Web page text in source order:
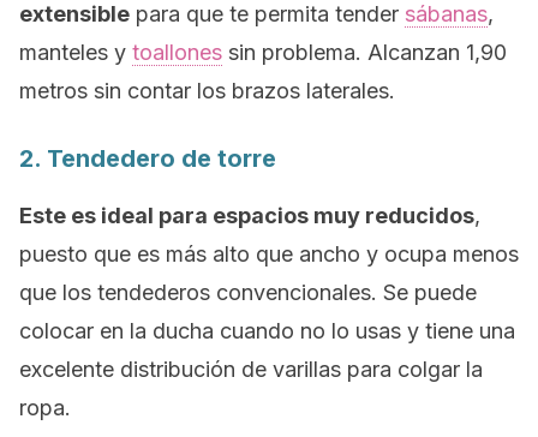
extensible para que te permita tender sábanas,
manteles y toallones sin problema. Alcanzan 1,90
metros sin contar los brazos laterales.
2. Tendedero de torre
Este es ideal para espacios muy reducidos,
puesto que es más alto que ancho y ocupa menos
que los tendederos convencionales. Se puede
colocar en la ducha cuando no lo usas y tiene una
excelente distribución de varillas para colgar la
ropa.